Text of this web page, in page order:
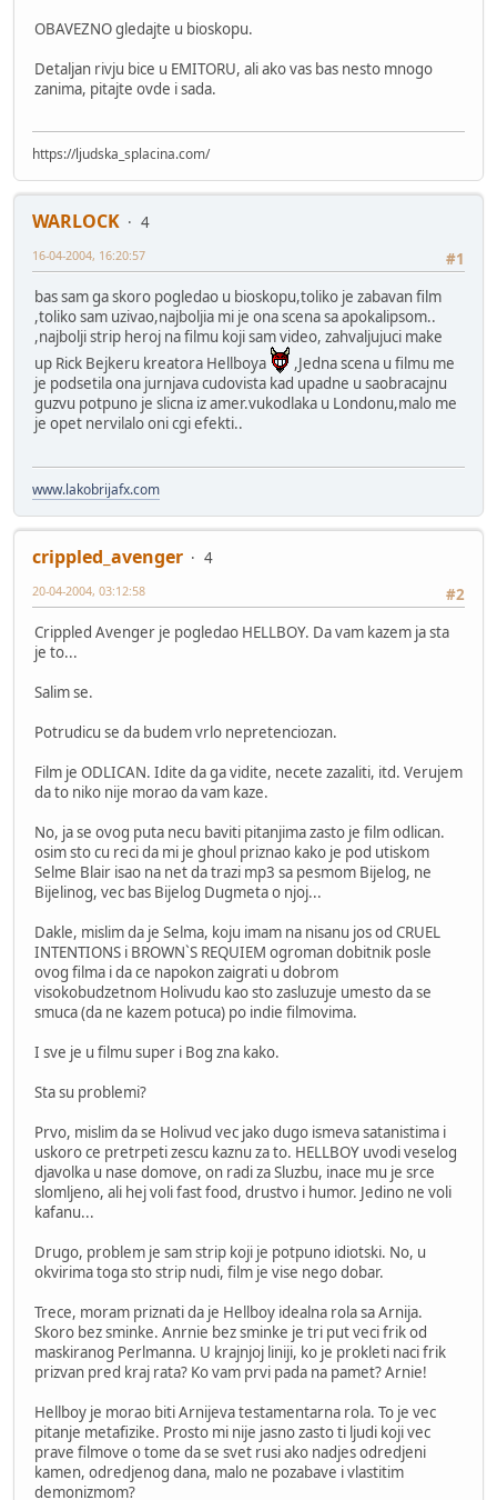
OBAVEZNO gledajte u bioskopu.
Detaljan rivju bice u EMITORU, ali ako vas bas nesto mnogo
zanima, pitajte ovde i sada.
https://ljudska_splacina.com/
WARLOCK
4
#1
16-04-2004, 16:20:57
bas sam ga skoro pogledao u bioskopu,toliko je zabavan film
,toliko sam uzivao,najboljia mi je ona scena sa apokalipsom..
,najbolji strip heroj na filmu koji sam video, zahvaljujuci make
up Rick Bejkeru kreatora Hellboya
,Jedna scena u filmu me
je podsetila ona jurnjava cudovista kad upadne u saobracajnu
guzvu potpuno je slicna iz amer.vukodlaka u Londonu,malo me
je opet nervilalo oni cgi efekti..
www.lakobrijafx.com
crippled_avenger
4
#2
20-04-2004, 03:12:58
Crippled Avenger je pogledao HELLBOY. Da vam kazem ja sta
je to...
Salim se.
Potrudicu se da budem vrlo nepretenciozan.
Film je ODLICAN. Idite da ga vidite, necete zazaliti, itd. Verujem
da to niko nije morao da vam kaze.
No, ja se ovog puta necu baviti pitanjima zasto je film odlican.
osim sto cu reci da mi je ghoul priznao kako je pod utiskom
Selme Blair isao na net da trazi mp3 sa pesmom Bijelog, ne
Bijelinog, vec bas Bijelog Dugmeta o njoj...
Dakle, mislim da je Selma, koju imam na nisanu jos od CRUEL
INTENTIONS i BROWN`S REQUIEM ogroman dobitnik posle
ovog filma i da ce napokon zaigrati u dobrom
visokobudzetnom Holivudu kao sto zasluzuje umesto da se
smuca (da ne kazem potuca) po indie filmovima.
I sve je u filmu super i Bog zna kako.
Sta su problemi?
Prvo, mislim da se Holivud vec jako dugo ismeva satanistima i
uskoro ce pretrpeti zescu kaznu za to. HELLBOY uvodi veselog
djavolka u nase domove, on radi za Sluzbu, inace mu je srce
slomljeno, ali hej voli fast food, drustvo i humor. Jedino ne voli
kafanu...
Drugo, problem je sam strip koji je potpuno idiotski. No, u
okvirima toga sto strip nudi, film je vise nego dobar.
Trece, moram priznati da je Hellboy idealna rola sa Arnija.
Skoro bez sminke. Anrnie bez sminke je tri put veci frik od
maskiranog Perlmanna. U krajnjoj liniji, ko je prokleti naci frik
prizvan pred kraj rata? Ko vam prvi pada na pamet? Arnie!
Hellboy je morao biti Arnijeva testamentarna rola. To je vec
pitanje metafizike. Prosto mi nije jasno zasto ti ljudi koji vec
prave filmove o tome da se svet rusi ako nadjes odredjeni
kamen, odredjenog dana, malo ne pozabave i vlastitim
demonizmom?